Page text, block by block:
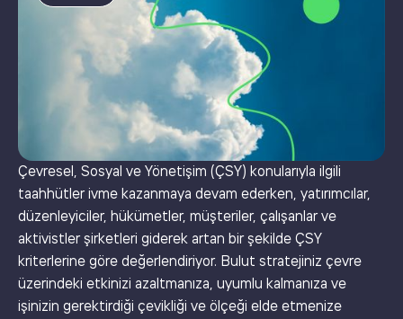
Çevresel, Sosyal ve Yönetişim (ÇSY) konularıyla ilgili
taahhütler ivme kazanmaya devam ederken, yatırımcılar,
düzenleyiciler, hükümetler, müşteriler, çalışanlar ve
aktivistler şirketleri giderek artan bir şekilde ÇSY
kriterlerine göre değerlendiriyor. Bulut stratejiniz çevre
üzerindeki etkinizi azaltmanıza, uyumlu kalmanıza ve
işinizin gerektirdiği çevikliği ve ölçeği elde etmenize